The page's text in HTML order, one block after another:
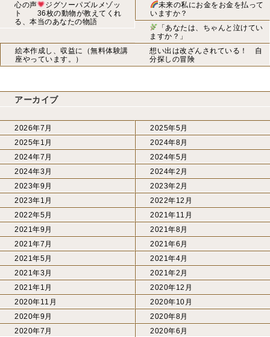
心の声
ジグソーパズルメゾッ
ト 36枚の動物が教えてくれ
る、本当のあなたの物語
未来の私にお金をお金を払って
いますか？
「あなたは、ちゃんと泣けてい
ますか？」
絵本作成し、収益に（無料体験講
座やっています。）
想い出は改ざんされている！ 自
分探しの冒険
アーカイブ
2026年7月
2025年5月
2025年1月
2024年8月
2024年7月
2024年5月
2024年3月
2024年2月
2023年9月
2023年2月
2023年1月
2022年12月
2022年5月
2021年11月
2021年9月
2021年8月
2021年7月
2021年6月
2021年5月
2021年4月
2021年3月
2021年2月
2021年1月
2020年12月
2020年11月
2020年10月
2020年9月
2020年8月
2020年7月
2020年6月